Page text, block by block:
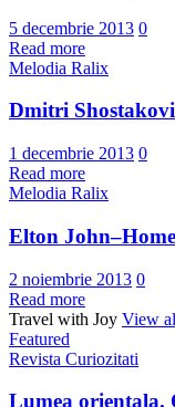
5 decembrie 2013 0
Read more
Melodia Ralix
Dmitri
1 decembrie 2013 0
Read more
Melodia Ralix
Elton
2 noiembrie 2013 0
Read more
Travel with Joy View
Featured
Revista Curiozitati
Lumea orientala.